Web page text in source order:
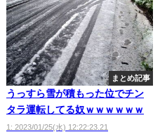
まとめ記事
うっすら雪が積もった位でチン
タラ運転してる奴ｗｗｗｗｗｗ
1: 2023/01/25(水) 12:22:23.21